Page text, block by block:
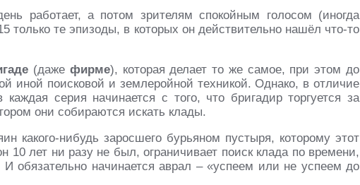
работает, а потом зрителям спокойным голосом (иногда
те эпизоды, в которых он действительно нашёл что-то
(даже фирме), которая делает то же самое, при этом до
иной поисковой и землеройной техникой. Однако, в отличие
серия начинается с того, что бригадир торгуется за
они собираются искать клады.
какого-нибудь заросшего бурьяном пустыря, которому этот
10 лет ни разу не был, ограничивает поиск клада по времени,
обязательно начинается аврал – «успеем или не успеем до